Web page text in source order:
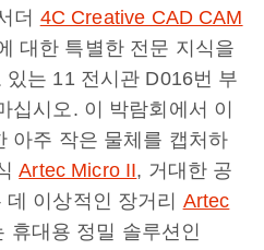
더 4C Creative CAD CAM
대한 특별한 전문 지식을
는 11 전시관 D016번 부
십시오. 이 박람회에서 이
아주 작은 물체를 캡처하
Artec Micro II, 거대한 공
이상적인 장거리 Artec
휴대용 정밀 솔루션인